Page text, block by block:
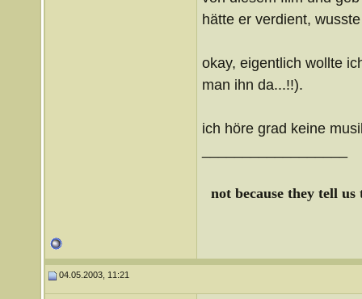
hätte er verdient,
okay, eigentlich wollte
man ihn da...!!).
ich höre grad keine
not because they tell
04.05.2003, 11:21